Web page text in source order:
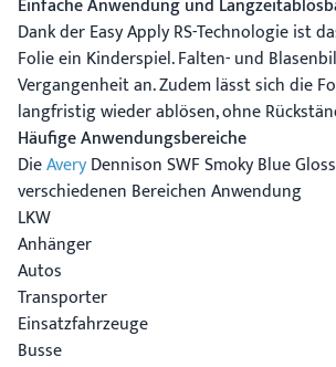
Dank der Easy Apply RS-Technologie ist
Folie ein Kinderspiel. Falten- und
Vergangenheit an. Zudem lässt sich die
langfristig wieder ablösen, ohne
Häufige Anwendungsbereiche
DieAveryDennison SWF Smoky Blue
verschiedenen Bereichen Anwendung
LKW
Anhänger
Autos
Transporter
Einsatzfahrzeuge
Busse